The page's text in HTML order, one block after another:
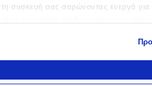
συσκευή σας σαρώνοντας ενεργά
να αναλύουμε την κυκλοφορία μας.
τεχνολογία όπως cookies